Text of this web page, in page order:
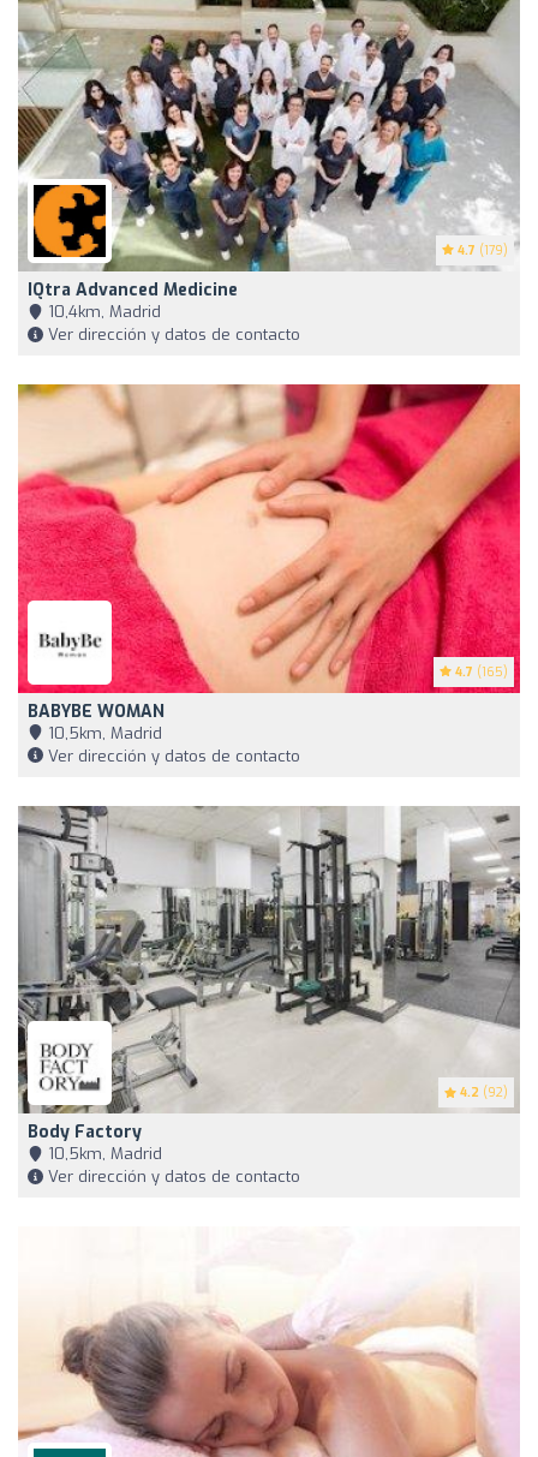
4.7 (179)
IQtra Advanced Medicine
10,4km, Madrid
Ver dirección y datos de contacto
4.7 (165)
BABYBE WOMAN
10,5km, Madrid
Ver dirección y datos de contacto
4.2 (92)
Body Factory
10,5km, Madrid
Ver dirección y datos de contacto